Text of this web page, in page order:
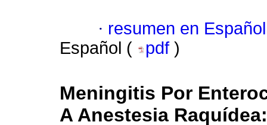
· resumen en Español
Español (
pdf )
Meningitis Por
A Anestesia